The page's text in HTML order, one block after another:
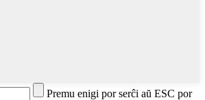
Premu enigi por serĉi aŭ ESC por